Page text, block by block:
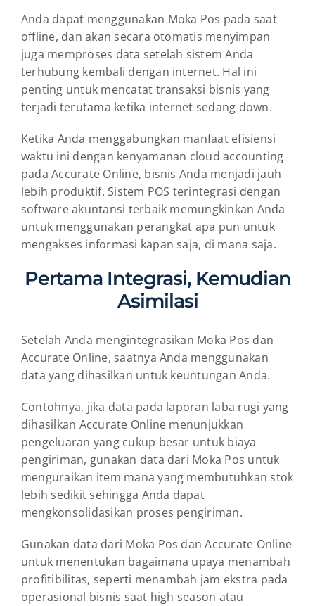
Anda dapat menggunakan Moka Pos pada saat
offline, dan akan secara otomatis menyimpan
juga memproses data setelah sistem Anda
terhubung kembali dengan internet. Hal ini
penting untuk mencatat transaksi bisnis yang
terjadi terutama ketika internet sedang down.
Ketika Anda menggabungkan manfaat efisiensi
waktu ini dengan kenyamanan cloud accounting
pada Accurate Online, bisnis Anda menjadi jauh
lebih produktif. Sistem POS terintegrasi dengan
software akuntansi terbaik memungkinkan Anda
untuk menggunakan perangkat apa pun untuk
mengakses informasi kapan saja, di mana saja.
Pertama Integrasi, Kemudian
Asimilasi
Setelah Anda mengintegrasikan Moka Pos dan
Accurate Online, saatnya Anda menggunakan
data yang dihasilkan untuk keuntungan Anda.
Contohnya, jika data pada laporan laba rugi yang
dihasilkan Accurate Online menunjukkan
pengeluaran yang cukup besar untuk biaya
pengiriman, gunakan data dari Moka Pos untuk
menguraikan item mana yang membutuhkan stok
lebih sedikit sehingga Anda dapat
mengkonsolidasikan proses pengiriman.
Gunakan data dari Moka Pos dan Accurate Online
untuk menentukan bagaimana upaya menambah
profitibilitas, seperti menambah jam ekstra pada
operasional bisnis saat high season atau